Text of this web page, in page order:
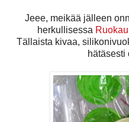
Jeee, meikää jälleen
herkullisessa
Tällaista kivaa,
hätäsesti